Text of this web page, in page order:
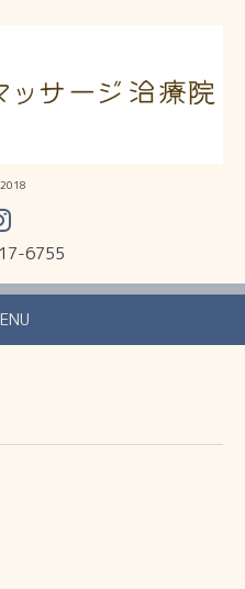
6755